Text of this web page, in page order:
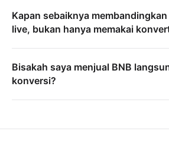
Kapan sebaiknya
live, bukan hanya memakai
Bisakah saya menjual BNB
konversi?